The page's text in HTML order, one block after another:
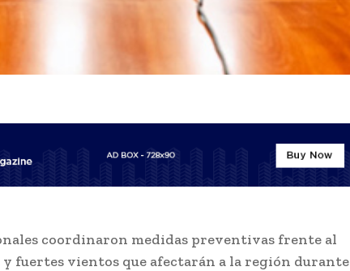
coordinaron medidas preventivas frente al
fuertes vientos que afectarán a la región durante